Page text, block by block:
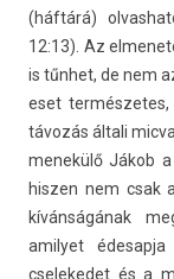
(háftárá)
12:13). Az
is tűnhet, de nem
eset
távozás általi
menekülő Jákob
hisz­en nem csak
kívánságának
amilyet
cselekedet és a